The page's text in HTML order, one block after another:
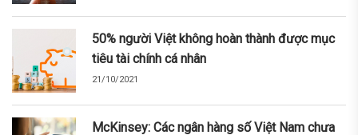
50% người Việt không hoàn thành được mục
tiêu tài chính cá nhân
21/10/2021
McKinsey: Các ngân hàng số Việt Nam chưa